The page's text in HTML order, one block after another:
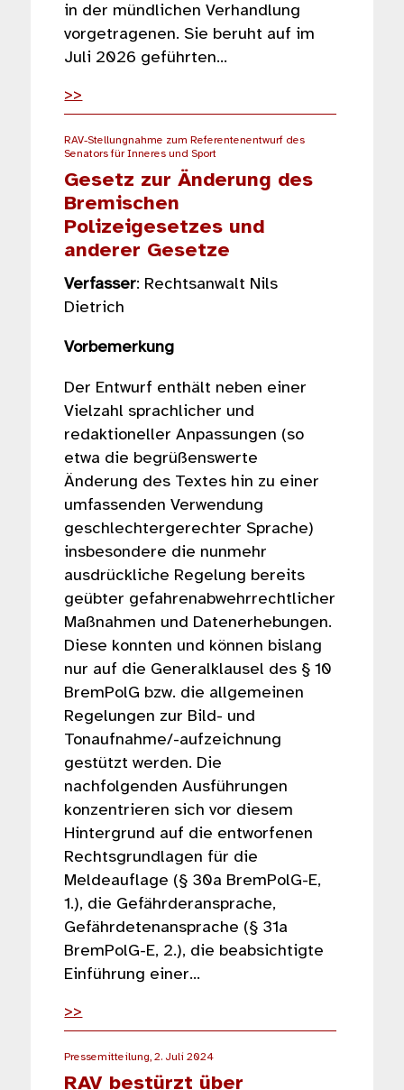
in der mündlichen Verhandlung
vorgetragenen. Sie beruht auf im
Juli 2026 geführten…
>>
RAV-Stellungnahme zum Referentenentwurf des
Senators für Inneres und Sport
Gesetz zur Änderung des
Bremischen
Polizeigesetzes und
anderer Gesetze
Verfasser: Rechtsanwalt Nils
Dietrich
Vorbemerkung
Der Entwurf enthält neben einer
Vielzahl sprachlicher und
redaktioneller Anpassungen (so
etwa die begrüßenswerte
Änderung des Textes hin zu einer
umfassenden Verwendung
geschlechtergerechter Sprache)
insbesondere die nunmehr
ausdrückliche Regelung bereits
geübter gefahrenabwehrrechtlicher
Maßnahmen und Datenerhebungen.
Diese konnten und können bislang
nur auf die Generalklausel des § 10
BremPolG bzw. die allgemeinen
Regelungen zur Bild- und
Tonaufnahme/-aufzeichnung
gestützt werden. Die
nachfolgenden Ausführungen
konzentrieren sich vor diesem
Hintergrund auf die entworfenen
Rechtsgrundlagen für die
Meldeauflage (§ 30a BremPolG-E,
1.), die Gefährderansprache,
Gefährdetenansprache (§ 31a
BremPolG-E, 2.), die beabsichtigte
Einführung einer…
>>
Pressemitteilung, 2. Juli 2024
RAV bestürzt über